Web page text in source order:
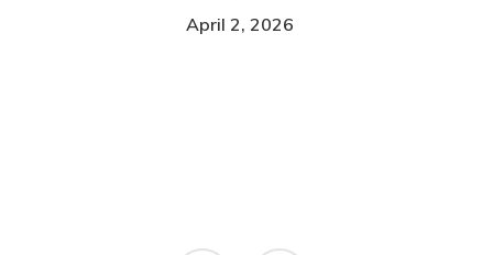
April 2, 2026